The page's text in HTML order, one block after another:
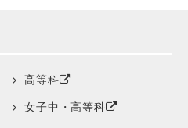
高等科
女子中・高等科